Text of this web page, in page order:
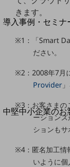
別ウィンドウで開き
サービスをご利用中の
導入事例・セミナ
最新の導入事例や注目の
開催・出展する各種セミ
中堅中小企業のお
NTTドコモビジネ
ビジネスお役立ち情
旬な話題やお役立ち資料
解決するヒントをお届け
きます。
※1：「Smart
ださい。
※2：2008年7月
Provider
※3：お客さまの
ーション
ションもサ
※4：匿名加工情
いように